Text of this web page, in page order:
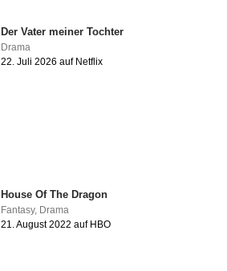
Der Vater meiner Tochter
Drama
22. Juli 2026 auf Netflix
House Of The Dragon
Fantasy, Drama
21. August 2022 auf HBO